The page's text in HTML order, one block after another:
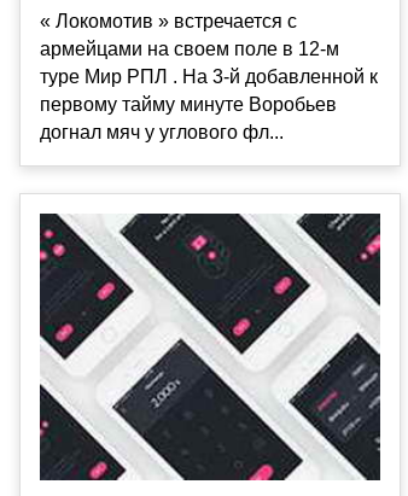
« Локомотив » встречается с
армейцами на своем поле в 12-м
туре Мир РПЛ . На 3-й добавленной к
первому тайму минуте Воробьев
догнал мяч у углового фл...